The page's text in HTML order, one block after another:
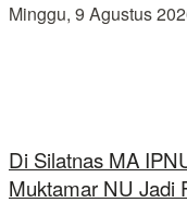
Minggu, 9 Agustus
Di Silatnas MA
Muktamar NU Jadi